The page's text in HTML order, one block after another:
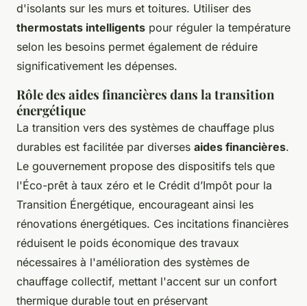
d'isolants sur les murs et toitures. Utiliser des
thermostats intelligents pour réguler la température
selon les besoins permet également de réduire
significativement les dépenses.
Rôle des aides financières dans la transition
énergétique
La transition vers des systèmes de chauffage plus
durables est facilitée par diverses aides financières.
Le gouvernement propose des dispositifs tels que
l'Éco-prêt à taux zéro et le Crédit d’Impôt pour la
Transition Énergétique, encourageant ainsi les
rénovations énergétiques. Ces incitations financières
réduisent le poids économique des travaux
nécessaires à l'amélioration des systèmes de
chauffage collectif, mettant l'accent sur un confort
thermique durable tout en préservant